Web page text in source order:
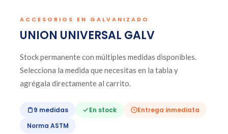
ACCESORIOS EN GALVANIZADO
UNION UNIVERSAL GALV
Stock permanente con múltiples medidas disponibles.
Selecciona la medida que necesitas en la tabla y
agrégala directamente al carrito.
9 medidas En stock
Entrega inmediata
Norma ASTM